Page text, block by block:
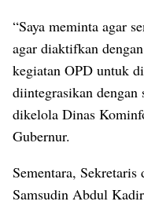
“Saya meminta agar
agar diaktifkan
kegiatan OPD untuk
diintegrasikan dengan
dikelola Dinas
Gubernur.
Sementara,
Samsudin Abdul